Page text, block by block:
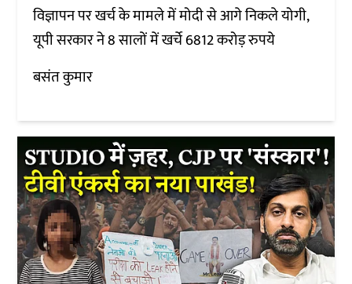
विज्ञापन पर खर्च के मामले में मोदी से आगे निकले योगी,
यूपी सरकार ने 8 सालों में खर्चे 6812 करोड़ रुपये
बसंत कुमार